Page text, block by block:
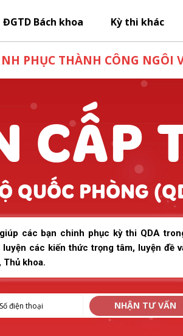
ĐGTD Bách khoa Kỳ thi khác
PHỤC THÀNH CÔNG NGÔI
các bạn chinh phục kỳ thi QDA
các kiến thức trọng tâm, luyện đề
khoa.
CẤP
QUỐC PHÒNG
NHẬN TƯ VẤN